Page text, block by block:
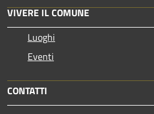
VIVERE IL COMUNE
Luoghi
Eventi
CONTATTI